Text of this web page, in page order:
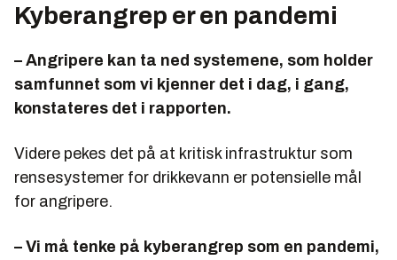
Kyberangrep er en pandemi
– Angripere kan ta ned systemene, som holder
samfunnet som vi kjenner det i dag, i gang,
konstateres det i rapporten.
Videre pekes det på at kritisk infrastruktur som
rensesystemer for drikkevann er potensielle mål
for angripere.
– Vi må tenke på kyberangrep som en pandemi,